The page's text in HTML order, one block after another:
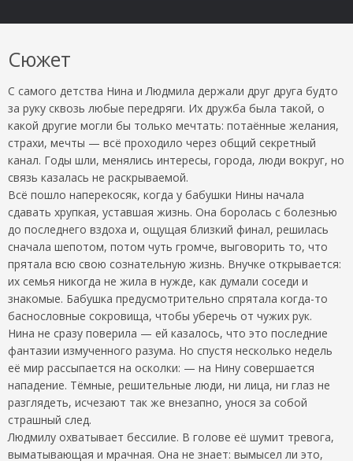
Сюжет
С самого детства Нина и Людмила держали друг друга будто
за руку сквозь любые передряги. Их дружба была такой, о
какой другие могли бы только мечтать: потаённые желания,
страхи, мечты — всё проходило через общий секретный
канал. Годы шли, менялись интересы, города, люди вокруг, но
связь казалась не раскрываемой.
Всё пошло наперекосяк, когда у бабушки Нины начала
сдавать хрупкая, уставшая жизнь. Она боролась с болезнью
до последнего вздоха и, ощущая близкий финал, решилась
сначала шепотом, потом чуть громче, выговорить то, что
прятала всю свою сознательную жизнь. Внучке открывается:
их семья никогда не жила в нужде, как думали соседи и
знакомые. Бабушка предусмотрительно спрятала когда-то
баснословные сокровища, чтобы уберечь от чужих рук.
Нина не сразу поверила — ей казалось, что это последние
фантазии измученного разума. Но спустя несколько недель
её мир рассыпается на осколки: — на Нину совершается
нападение. Тёмные, решительные люди, ни лица, ни глаз не
разглядеть, исчезают так же внезапно, унося за собой
страшный след.
Людмилу охватывает бессилие. В голове её шумит тревога,
выматывающая и мрачная. Она не знает: вымысел ли это,